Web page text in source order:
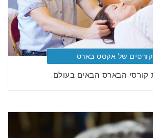
קורסים של אקסס בארס
קורסי הבארס הבאים בעולם.